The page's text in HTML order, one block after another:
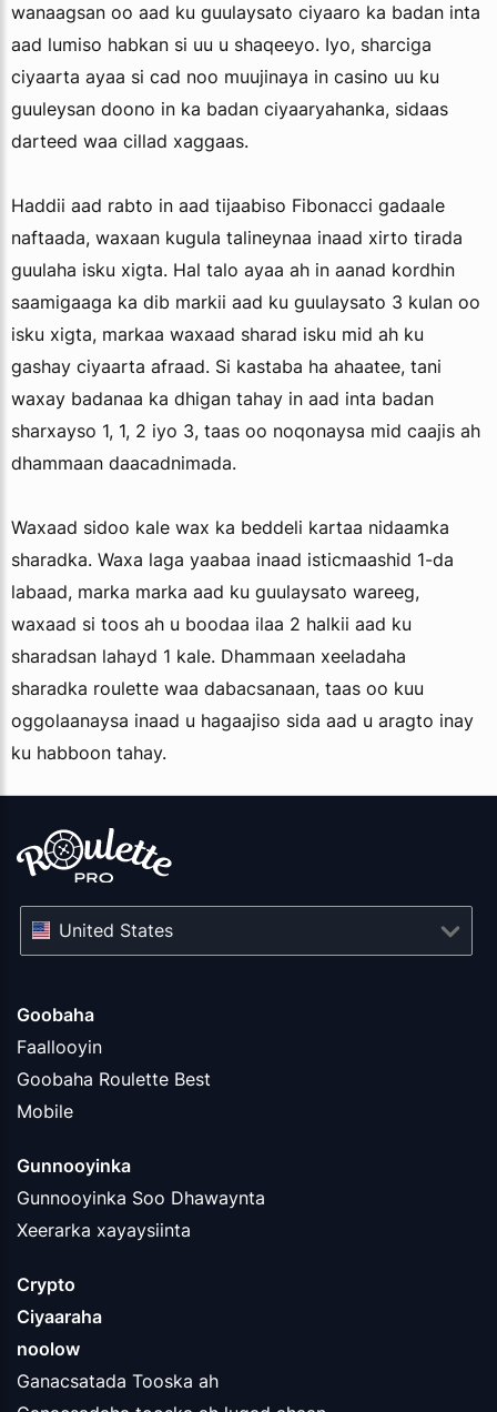
wanaagsan oo aad ku guulaysato ciyaaro ka badan inta
aad lumiso habkan si uu u shaqeeyo. Iyo, sharciga
ciyaarta ayaa si cad noo muujinaya in casino uu ku
guuleysan doono in ka badan ciyaaryahanka, sidaas
darteed waa cillad xaggaas.
Haddii aad rabto in aad tijaabiso Fibonacci gadaale
naftaada, waxaan kugula talineynaa inaad xirto tirada
guulaha isku xigta. Hal talo ayaa ah in aanad kordhin
saamigaaga ka dib markii aad ku guulaysato 3 kulan oo
isku xigta, markaa waxaad sharad isku mid ah ku
gashay ciyaarta afraad. Si kastaba ha ahaatee, tani
waxay badanaa ka dhigan tahay in aad inta badan
sharxayso 1, 1, 2 iyo 3, taas oo noqonaysa mid caajis ah
dhammaan daacadnimada.
Waxaad sidoo kale wax ka beddeli kartaa nidaamka
sharadka. Waxa laga yaabaa inaad isticmaashid 1-da
labaad, marka marka aad ku guulaysato wareeg,
waxaad si toos ah u boodaa ilaa 2 halkii aad ku
sharadsan lahayd 1 kale. Dhammaan xeeladaha
sharadka roulette waa dabacsanaan, taas oo kuu
oggolaanaysa inaad u hagaajiso sida aad u aragto inay
ku habboon tahay.
Goobaha
Faallooyin
Goobaha Roulette Best
Mobile
Gunnooyinka
Gunnooyinka Soo Dhawaynta
Xeerarka xayaysiinta
Crypto
Ciyaaraha
noolow
Ganacsatada Tooska ah
United States